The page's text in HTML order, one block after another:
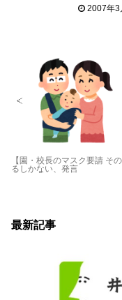
2007年3
【園・校長のマスク要請 そ
るしかない、発言
最新記事